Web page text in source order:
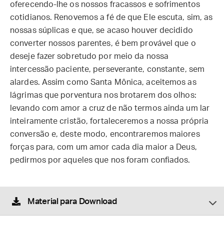
oferecendo-lhe os nossos fracassos e sofrimentos
cotidianos. Renovemos a fé de que Ele escuta, sim, as
nossas súplicas e que, se acaso houver decidido
converter nossos parentes, é bem provável que o
deseje fazer sobretudo por meio da nossa
intercessão paciente, perseverante, constante, sem
alardes. Assim como Santa Mônica, aceitemos as
lágrimas que porventura nos brotarem dos olhos:
levando com amor a cruz de não termos ainda um lar
inteiramente cristão, fortaleceremos a nossa própria
conversão e, deste modo, encontraremos maiores
forças para, com um amor cada dia maior a Deus,
pedirmos por aqueles que nos foram confiados.
Material para Download